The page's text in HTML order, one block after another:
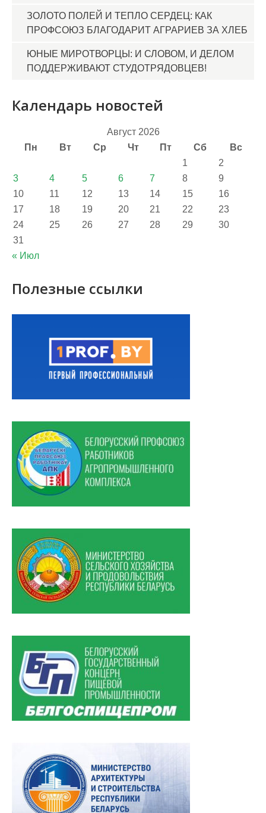
ЗОЛОТО ПОЛЕЙ И ТЕПЛО СЕРДЕЦ: КАК
ПРОФСОЮЗ БЛАГОДАРИТ АГРАРИЕВ ЗА ХЛЕБ
ЮНЫЕ МИРОТВОРЦЫ: И СЛОВОМ, И ДЕЛОМ
ПОДДЕРЖИВАЮТ СТУДОТРЯДОВЦЕВ!
Календарь новостей
Август 2026
Пн
Вт Ср Чт Пт Сб
Вс
1
2
3
4 5 6 7 8
9
10
11 12 13 14 15
16
17
18 19 20 21 22
23
24
25 26 27 28 29
30
31
« Июл
Полезные ссылки